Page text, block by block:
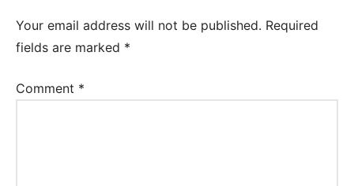
inglés
Your email address will not be published. Required
fields are marked *
Comment *